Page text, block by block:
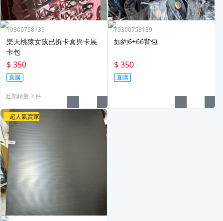
Y9300758139
樂天桃猿女孩已拆卡盒與卡展
卡包
$ 350
直購
近期銷量 3 件
Y9300758139
如約6+66背包
$ 350
直購
超人氣賣家